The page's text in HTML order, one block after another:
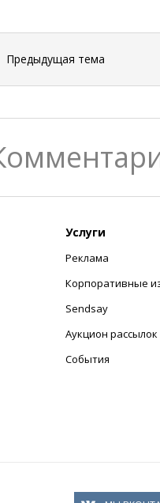
Предыдущая тема
Услуги
Реклама
Корпоративные
Sendsay
Аукцион рассылок
События